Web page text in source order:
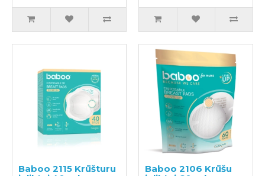
Baboo 2115 Krūšturu
Baboo 2106 Krūšu